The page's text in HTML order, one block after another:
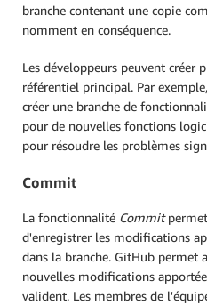
branche contenant une copie
nomment en conséquence.
Les développeurs peuvent créer
référentiel principal. Par
créer une branche de
pour de nouvelles fonctions
pour résoudre les problèmes
Commit
La fonctionnalité Commit
d'enregistrer les modifications
dans la branche. GitHub permet
nouvelles modifications
valident. Les membres de